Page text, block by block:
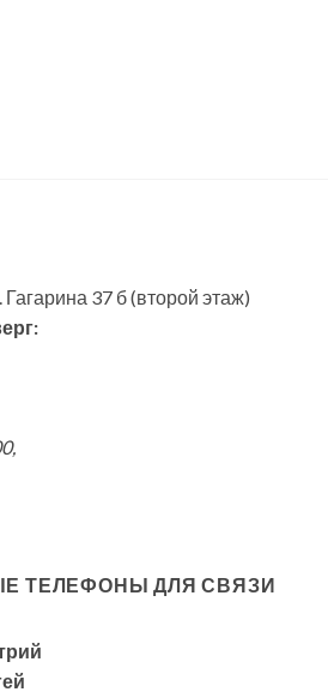
37 б (второй этаж)
ТЕЛЕФОНЫ ДЛЯ СВЯЗИ